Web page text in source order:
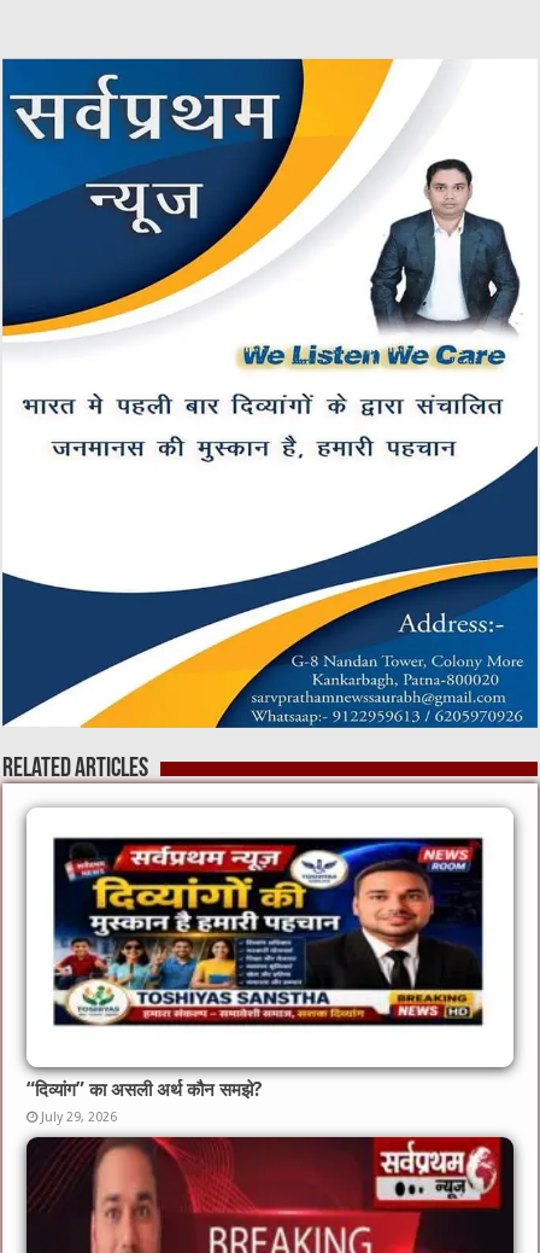
o
o
k
p
p
Related Articles
“दिव्यांग” का असली अर्थ कौन समझे?
July 29, 2026